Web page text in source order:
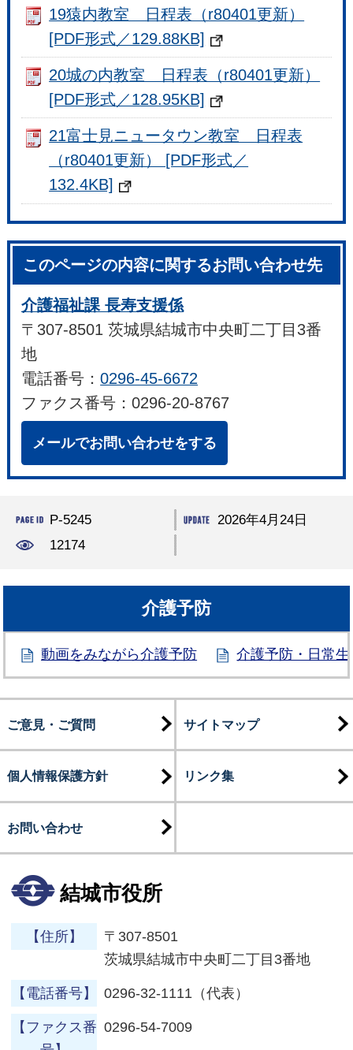
19猿内教室 日程表（r80401更新）
[PDF形式／129.88KB]
20城の内教室 日程表（r80401更新）
[PDF形式／128.95KB]
21富士見ニュータウン教室 日程表
（r80401更新） [PDF形式／
132.4KB]
このページの内容に関するお問い合わせ先
介護福祉課 長寿支援係
〒307-8501 茨城県結城市中央町二丁目3番
地
電話番号：0296-45-6672
ファクス番号：0296-20-8767
メールでお問い合わせをする
P-5245
2026年4月24日
12174
介護予防
動画をみながら介護予防 介護予防・日常
ご意見・ご質問 サイトマップ
個人情報保護方針 リンク集
お問い合わせ
結城市役所
【住所】
〒307-8501
茨城県結城市中央町二丁目3番地
【電話番号】 0296-32-1111（代表）
【ファクス番 0296-54-7009